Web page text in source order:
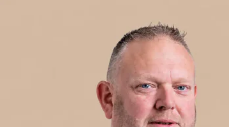
Wij bieden u de mogelijkheid om de auto te verzekeren
waarbij u profiteert van een zeer gunstig tarief met daarbij
vele voordelen, zoals géén eigen risico, zelfs niet bij
ruitschade. Vraag hiervoor naar de voorwaarden.
Bij onderhoud of reparatie staat er bij Autogroep Twente
altijd een gratis leenauto ter beschikking.
Wijzigingen, zet- en typefouten voorbehouden..